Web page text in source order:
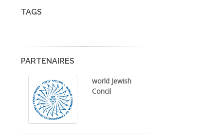
TAGS
PARTENAIRES
world Jewish
Concil